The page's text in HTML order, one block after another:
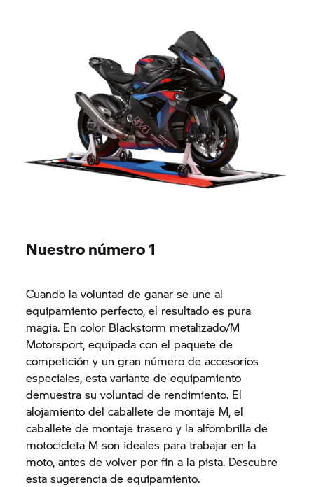
Nuestro número 1
Cuando la voluntad de ganar se une al
equipamiento perfecto, el resultado es pura
magia. En color Blackstorm metalizado/M
Motorsport, equipada con el paquete de
competición y un gran número de accesorios
especiales, esta variante de equipamiento
demuestra su voluntad de rendimiento. El
alojamiento del caballete de montaje M, el
caballete de montaje trasero y la alfombrilla de
motocicleta M son ideales para trabajar en la
moto, antes de volver por fin a la pista. Descubre
esta sugerencia de equipamiento.